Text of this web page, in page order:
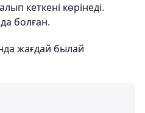
кеткені көрінеді.
болған.
жағдай былай